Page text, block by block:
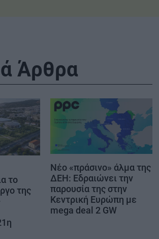
Άρθρα
το
της
Νέο «πράσινο» άλμα της
ΔΕΗ: Εδραιώνει την
παρουσία της στην
Κεντρική Ευρώπη με
mega deal 2 GW